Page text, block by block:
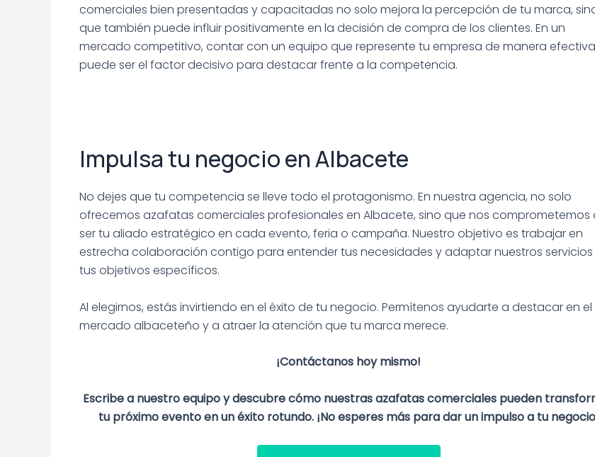
comerciales bien presentadas y capacitadas no solo mejora la percepción de tu marca,
que también puede influir positivamente en la decisión de compra de los clientes. En un
mercado competitivo, contar con un equipo que represente tu empresa de manera efectiva
puede ser el factor decisivo para destacar frente a la competencia.
Impulsa tu negocio en Albacete
No dejes que tu competencia se lleve todo el protagonismo. En nuestra agencia, no solo
ofrecemos azafatas comerciales profesionales en Albacete, sino que nos comprometemos
ser tu aliado estratégico en cada evento, feria o campaña. Nuestro objetivo es trabajar en
estrecha colaboración contigo para entender tus necesidades y adaptar nuestros servicios
tus objetivos específicos.
Al elegirnos, estás invirtiendo en el éxito de tu negocio. Permítenos ayudarte a destacar en el
mercado albaceteño y a atraer la atención que tu marca merece.
¡Contáctanos hoy mismo!
Escribe a nuestro equipo y descubre cómo nuestras azafatas comerciales pueden
tu próximo evento en un éxito rotundo. ¡No esperes más para dar un impulso a tu